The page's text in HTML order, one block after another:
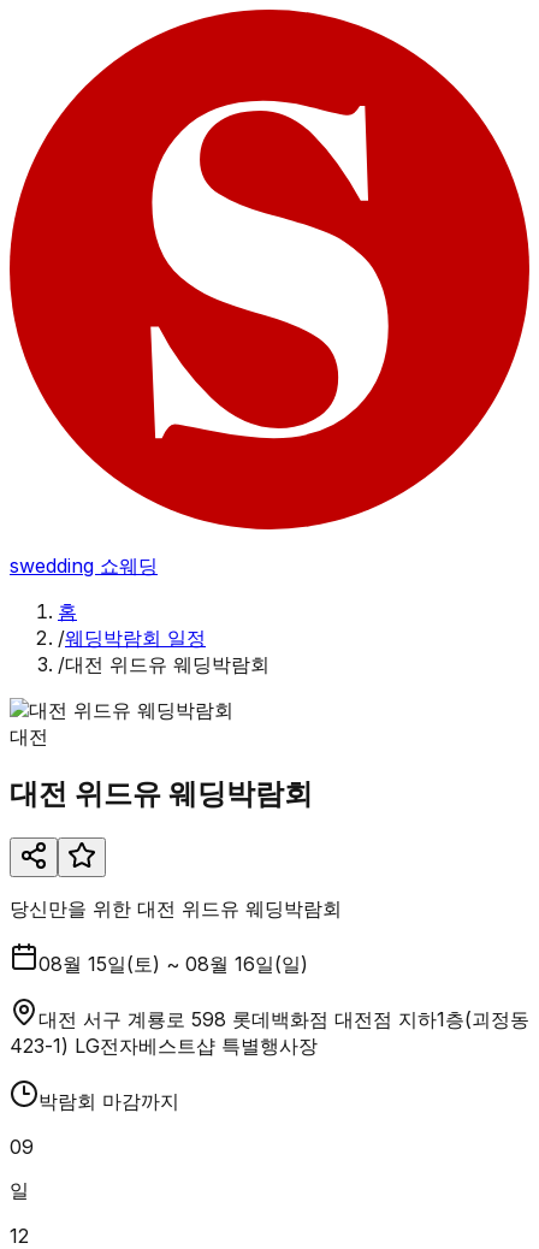
swedding 쇼웨딩
홈
/웨딩박람회 일정
/대전 위드유 웨딩박람회
대전
대전 위드유 웨딩박람회
당신만을 위한 대전 위드유 웨딩박람회
08월 15일(토) ~ 08월 16일(일)
대전 서구 계룡로 598 롯데백화점 대전점 지하1층(괴정동
423-1) LG전자베스트샵 특별행사장
박람회 마감까지
09
일
12